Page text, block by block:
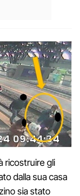
ricostruire gli
dalla sua casa
sia stato